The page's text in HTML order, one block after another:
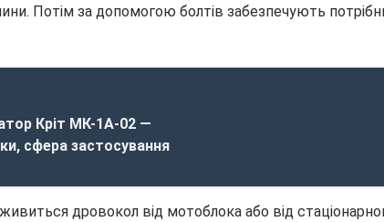
Потім за допомогою болтів забезпечують
Кріт МК-1А-02 —
сфера застосування
дровокол від мотоблока або від